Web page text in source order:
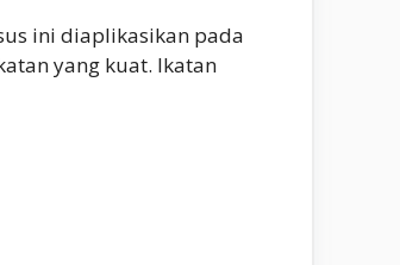
ini diaplikasikan pada
yang kuat. Ikatan